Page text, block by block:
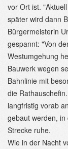
vor Ort ist.
später wird dann
Bürgermeisterin
gespannt: "Von
Westumgehung
Bauwerk wegen
Bahnlinie mit
die
langfristig vorab
gebaut werden,
Strecke ruhe.
Wie in der Nacht